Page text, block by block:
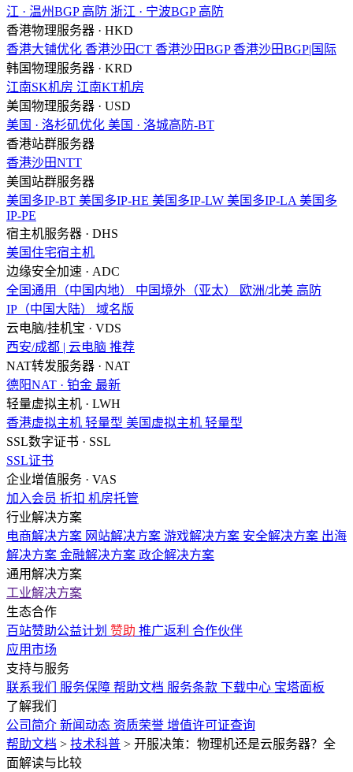
江 · 温州BGP 高防 浙江 · 宁波BGP 高防
香港物理服务器 · HKD
香港大铺优化 香港沙田CT 香港沙田BGP 香港沙田BGP|国际
韩国物理服务器 · KRD
江南SK机房 江南KT机房
美国物理服务器 · USD
美国 · 洛杉矶优化 美国 · 洛城高防-BT
香港站群服务器
香港沙田NTT
美国站群服务器
美国多IP-BT 美国多IP-HE 美国多IP-LW 美国多IP-LA 美国多
IP-PE
宿主机服务器 · DHS
美国住宅宿主机
边缘安全加速 · ADC
全国通用（中国内地）
中国境外（亚太） 欧洲/北美 高防
IP（中国大陆）
域名版
云电脑/挂机宝 · VDS
西安/成都 | 云电脑 推荐
NAT转发服务器 · NAT
德阳NAT · 铂金 最新
轻量虚拟主机 · LWH
香港虚拟主机 轻量型 美国虚拟主机 轻量型
SSL数字证书 · SSL
SSL证书
企业增值服务 · VAS
加入会员 折扣 机房托管
行业解决方案
电商解决方案 网站解决方案 游戏解决方案 安全解决方案 出海
解决方案 金融解决方案 政企解决方案
通用解决方案
工业解决方案
生态合作
百站赞助公益计划 赞助 推广返利 合作伙伴
应用市场
支持与服务
联系我们
服务保障 帮助文档 服务条款 下载中心 宝塔面板
了解我们
公司简介 新闻动态 资质荣誉 增值许可证查询
帮助文档 > 技术科普 > 开服决策：物理机还是云服务器？全
面解读与比较